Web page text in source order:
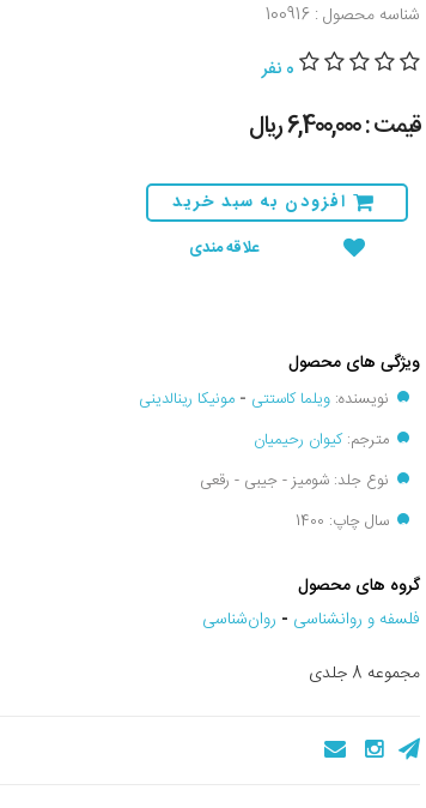
شناسه محصول : 100916
0 نفر
قیمت : 6,400,000 ريال
افزودن به سبد خرید
علاقه مندی
ویژگی های محصول
نویسنده: ویلما کاستتی - مونیکا رینالدینی
مترجم:کیوان رحیمیان
نوع جلد: شومیز - جیبی - رقعی
سال چاپ: 1400
گروه های محصول
فلسفه و روانشناسی - روان‌شناسی
مجموعه 8 جلدی